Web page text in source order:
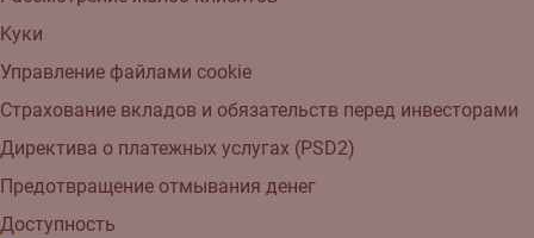
Kуки
Управление файлами cookie
Страхованиe вкладов и обязательств перед инвесторами
Директива о платежных услугах (PSD2)
Предотвращение отмывания денег
Доступность